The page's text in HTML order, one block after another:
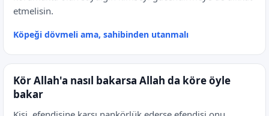
etmelisin.
Köpeği dövmeli ama, sahibinden utanmalı
Kör Allah'a nasıl bakarsa Allah da köre öyle
bakar